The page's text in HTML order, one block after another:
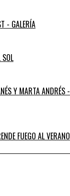
- GALERÍA
Y MARTA ANDRÉS -
FUEGO AL VERANO